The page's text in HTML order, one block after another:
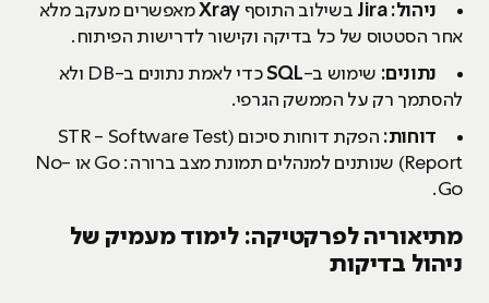
ניהול: Jira בשילוב התוסףXrayמאפשרים מעקב מלא
אחר הסטטוס של כל בדיקה וקישור לדרישות הפיתוח.
נתונים: שימוש ב-SQL
כדי לאמת נתונים ב-DB ולא
להסתמך רק על הממשק הגרפי.
דוחות:
הפקת דוחות סיכום (STR - Software Test
Report) שנותנים למנהלים תמונת מצב ברורה: Go או No-
Go.
מתיאוריה לפרקטיקה: לימוד מעמיק של
ניהול בדיקות